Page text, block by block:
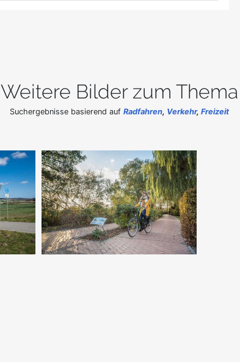
Weitere Bilder zum Thema
Suchergebnisse basierend auf Radfahren, Verkehr, Freizeit